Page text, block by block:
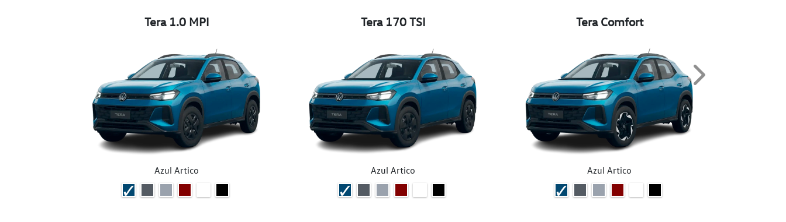
Tera 1.0 MPI
Azul Artico
Tera 170 TSI
Azul Artico
Tera Comfort
Azul Artico
Next